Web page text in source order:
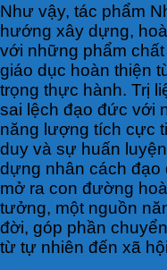
Như vậy, tác phẩm
hướng xây dựng,
với những phẩm
giáo dục hoàn thiện
trọng thực hành. Trị
sai lệch đạo đức với
năng lượng tích cực
duy và sự huấn
dựng nhân cách đạo
mở ra con đường
tưởng, một nguồn
đời, góp phần
từ tự nhiên đến xã